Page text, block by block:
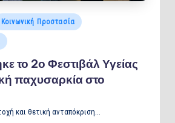
Κοινωνική Προστασία
το 2ο Φεστιβάλ Υγείας
παχυσαρκία στο
και θετική ανταπόκριση…